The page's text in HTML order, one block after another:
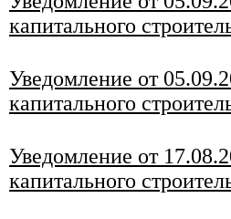
капитального
Уведомление от
капитального
Уведомление от 17
капитального